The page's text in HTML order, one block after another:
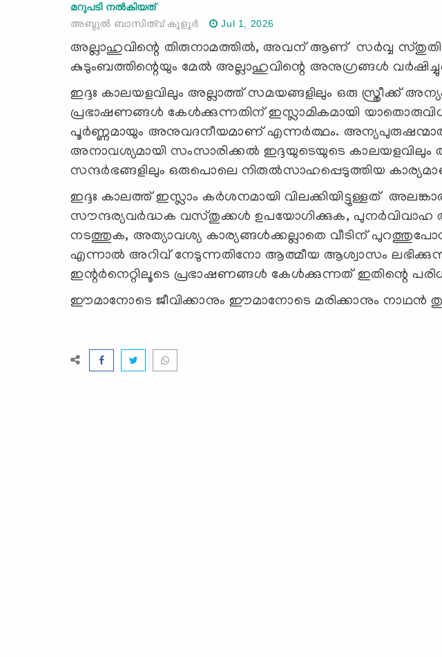
മറുപടി നൽകിയത്
അബ്ദുല്‍ ബാസിത്വ് കൂളൂര്‍
Jul 1, 2026
അല്ലാഹുവിന്റെ തിരുനാമത്തില്‍, അവന് ആണ് സര്‍വ്വ
കുടുംബത്തിന്റെയും മേല്‍ അല്ലാഹുവിന്റെ അനുഗ്രങ്ങള്‍
ഇദ്ദഃ കാലയളവിലും അല്ലാത്ത് സമയങ്ങളിലും ഒരു സ്ത്രീക്ക്
പ്രഭാഷണങ്ങൾ കേൾക്കുന്നതിന് ഇസ്ലാമികമായി യാതൊരുവിധ
പൂർണ്ണമായും അനുവദനീയമാണ് എന്നർത്ഥം.
അനാവശ്യമായി സംസാരിക്കൽ ഇദ്ദയുടെയുടെ കാലയളവിലും
സന്ദർഭങ്ങളിലും ഒരുപൊലെ നിരുൽസാഹപ്പെടുത്തിയ
ഇദ്ദഃ കാലത്ത് ഇസ്ലാം കർശനമായി വിലക്കിയിട്ടുള്ളത്
സൗന്ദര്യവർദ്ധക വസ്തുക്കൾ ഉപയോഗിക്കുക,
നടത്തുക, അത്യാവശ്യ കാര്യങ്ങൾക്കല്ലാതെ വീടിന്
എന്നാൽ അറിവ് നേടുന്നതിനോ ആത്മീയ ആശ്വാസം
ഇന്റർനെറ്റിലൂടെ പ്രഭാഷണങ്ങൾ കേൾക്കുന്നത് ഇതിന്റെ
ഈമാനോടെ ജീവിക്കാനും ഈമാനോടെ മരിക്കാനും നാഥന്‍